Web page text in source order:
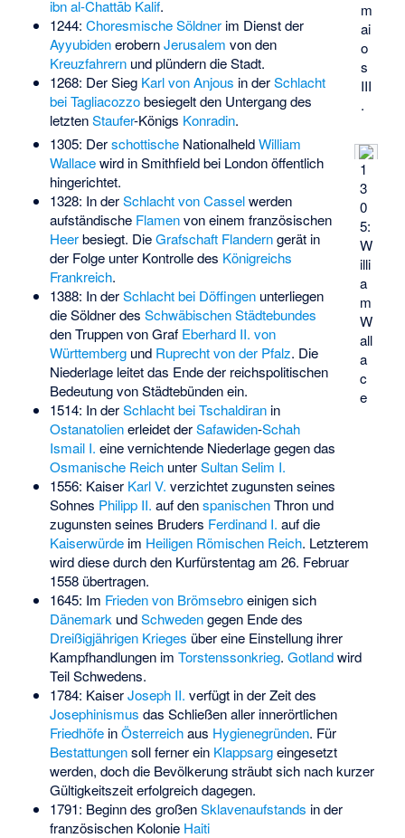
m
ai
o
s
III
.
ibn al-Chattāb Kalif.
1244: Choresmische Söldnerim Dienst der
AyyubidenerobernJerusalem von den
Kreuzfahrernund plündern die Stadt.
1268: Der Sieg Karl von Anjous in derSchlacht
bei Tagliacozzobesiegelt den Untergang des
letztenStaufer-Königs Konradin.
1
3
0
5:
W
illi
a
m
W
all
a
c
e
1305: DerschottischeNationalheldWilliam
Wallacewird in Smithfield bei London öffentlich
hingerichtet.
1328: In derSchlacht von Casselwerden
aufständische Flamenvon einem französischen
Heerbesiegt. DieGrafschaft Flanderngerät in
der Folge unter Kontrolle des Königreichs
Frankreich.
1388: In derSchlacht bei Döffingenunterliegen
die Söldner des Schwäbischen Städtebundes
den Truppen von Graf Eberhard II. von
Württembergund Ruprecht von der Pfalz. Die
Niederlage leitet das Ende der reichspolitischen
Bedeutung von Städtebünden ein.
1514: In derSchlacht bei Tschaldiranin
Ostanatolienerleidet derSafawiden-Schah
Ismail I. eine vernichtende Niederlage gegen das
Osmanische ReichunterSultan Selim I.
1556: Kaiser Karl V. verzichtet zugunsten seines
Sohnes Philipp II. auf denspanischenThron und
zugunsten seines Bruders Ferdinand I. auf die
Kaiserwürdeim Heiligen Römischen Reich. Letzterem
wird diese durch den Kurfürstentag am 26. Februar
1558 übertragen.
1645: Im Frieden von Brömsebroeinigen sich
Dänemark undSchwedengegen Ende des
Dreißigjährigen Krieges über eine Einstellung ihrer
Kampfhandlungen im Torstenssonkrieg. Gotlandwird
Teil Schwedens.
1784: KaiserJoseph II. verfügt in der Zeit des
Josephinismus das Schließen aller innerörtlichen
FriedhöfeinÖsterreichaus Hygienegründen. Für
Bestattungensoll ferner ein Klappsargeingesetzt
werden, doch die Bevölkerung sträubt sich nach kurzer
Gültigkeitszeit erfolgreich dagegen.
1791: Beginn des großenSklavenaufstands in der
französischen Kolonie Haiti